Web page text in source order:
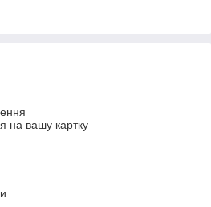
на вашу картку